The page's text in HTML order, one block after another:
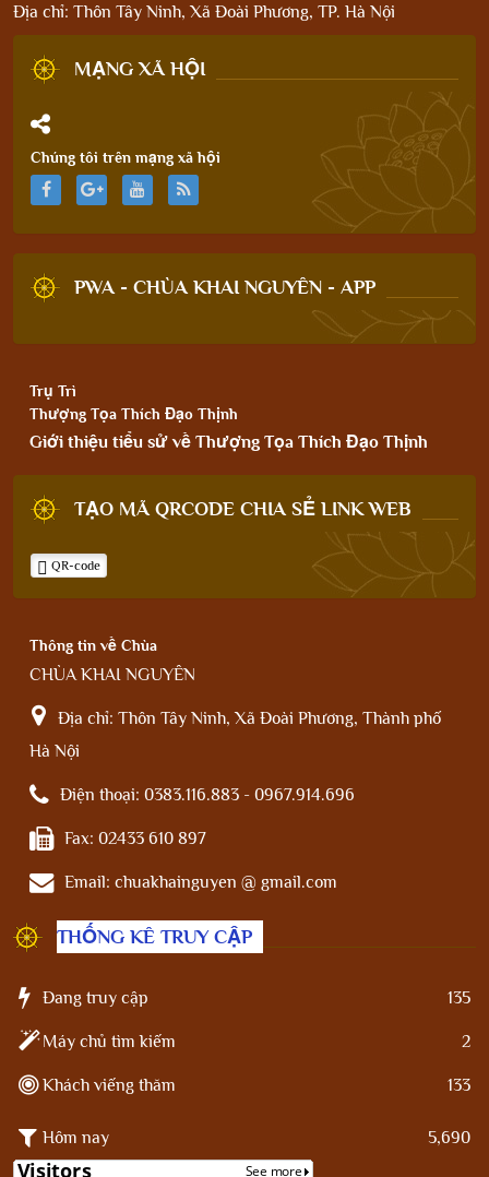
Địa chỉ: Thôn Tây Ninh, Xã Đoài Phương, TP. Hà Nội
MẠNG XÃ HỘI
Chúng tôi trên mạng xã hội
PWA - CHÙA KHAI NGUYÊN - APP
Trụ Trì
Thượng Tọa Thích Đạo Thịnh
Giới thiệu tiểu sử về Thượng Tọa Thích Đạo Thịnh
TẠO MÃ QRCODE CHIA SẺ LINK WEB
QR-code
Thông tin về Chùa
CHÙA KHAI NGUYÊN
Địa chỉ: Thôn Tây Ninh, Xã Đoài Phương, Thành phố
Hà Nội
Điện thoại: 0383.116.883 - 0967.914.696
Fax: 02433 610 897
Email: chuakhainguyen @ gmail.com
THỐNG KÊ TRUY CẬP
Đang truy cập 135
Máy chủ tìm kiếm 2
Khách viếng thăm 133
Hôm nay 5,690